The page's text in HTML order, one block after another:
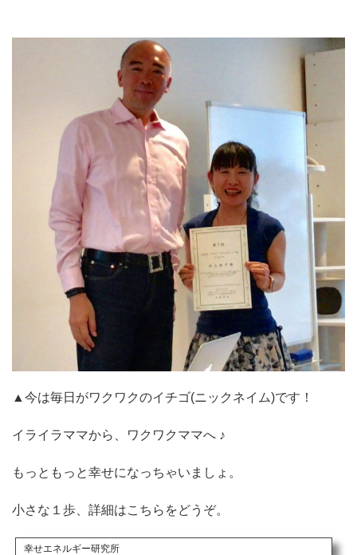
▲今は毎日がワクワクのイチゴ(ニックネイム)です！
イライラママから、ワクワクママへ ♪
もっともっと幸せになっちゃいましょ。
小さな１歩、詳細はこちらをどうぞ。
幸せエネルギー研究所